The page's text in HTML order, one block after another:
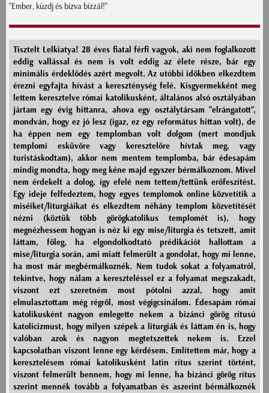
"Ember, küzdj és bízva bízzál!"
Tisztelt Lelkiatya! 28 éves fiatal férfi vagyok, aki nem foglalkozott
eddig vallással és nem is volt eddig az élete része, bár egy
minimális érdeklődés azért megvolt. Az utóbbi időkben elkezdtem
érezni egyfajta hívást a kereszténység felé. Kisgyermekként meg
lettem keresztelve római katolikusként, általános alsó osztályában
jártam egy évig hittanra, ahova egy osztálytársam "elrángatott",
mondván, hogy ez jó lesz (igaz, ez egy református hittan volt), de
ha éppen nem egy templomban volt dolgom (mert mondjuk
templomi esküvőre vagy keresztelőre hívtak meg, vagy
turistáskodtam), akkor nem mentem templomba, bár édesapám
mindig mondta, hogy meg kéne majd egyszer bérmálkoznom. Mivel
nem érdekelt a dolog, így efelé nem tettem/tettünk erőfeszítést.
Egy ideje felfedeztem, hogy egyes templomok online közvetítik a
miséiket/liturgiáikat és elkezdtem néhány templom közvetítését
nézni (köztük több görögkatolikus templomét is), hogy
megnézhessem hogyan is néz ki egy mise/liturgia és tetszett, amit
láttam, főleg, ha elgondolkodtató prédikációt hallottam a
mise/liturgia során, ami miatt felmerült a gondolat, hogy mi lenne,
ha most már megbérmálkoznék. Nem tudok sokat a folyamatról,
tekintve, hogy nálam a kereszteléssel ez a folyamat megszakadt,
viszont ezt szeretném most pótolni azzal, hogy amit
elmulasztottam még régről, most végigcsinálom. Édesapám római
katolikusként nagyon emlegette nekem a bizánci görög rítusú
katolicizmust, hogy milyen szépek a liturgiák és láttam én is, hogy
valóban azok és nagyon megtetszettek nekem is. Ezzel
kapcsolatban viszont lenne egy kérdésem. Említettem már, hogy a
keresztelésem római katolikusként latin rítus szerint történt,
viszont felmerült bennem, hogy mi lenne, ha bizánci görög rítus
szerint mennék tovább a folyamatban és aszerint bérmálkoznék